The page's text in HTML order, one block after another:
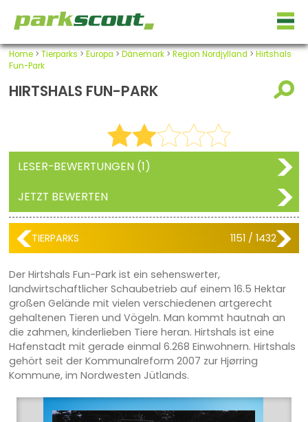
Home> Tierparks > Europa > Dänemark> Region Nordjylland > Hirtshals
Fun-Park
HIRTSHALS FUN-PARK
LESER-BEWERTUNGEN (1)
JETZT BEWERTEN
TIERPARKS 1151 / 1432
Der Hirtshals Fun-Park ist ein sehenswerter,
landwirtschaftlicher Schaubetrieb auf einem 16.5 Hektar
großen Gelände mit vielen verschiedenen artgerecht
gehaltenen Tieren und Vögeln. Man kommt hautnah an
die zahmen, kinderlieben Tiere heran. Hirtshals ist eine
Hafenstadt mit gerade einmal 6.268 Einwohnern. Hirtshals
gehört seit der Kommunalreform 2007 zur Hjørring
Kommune, im Nordwesten Jütlands.